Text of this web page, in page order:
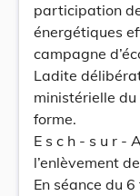
participation
énergétiques
campagne
Ladite
ministérielle
forme.
E s c h - s u r -
l’enlèvement
En séance du